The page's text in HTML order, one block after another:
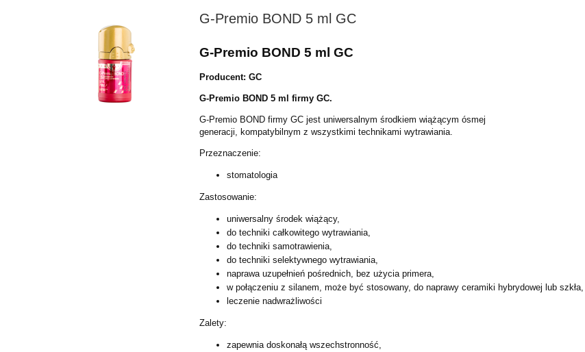
G-Premio BOND 5 ml GC
G-Premio BOND 5 ml GC
Producent: GC
G-Premio BOND 5 ml firmy GC.
G-Premio BOND firmy GC jest uniwersalnym środkiem wiążącym ósmej
generacji,
kompatybilnym z wszystkimi technikami wytrawiania.
Przeznaczenie:
stomatologia
Zastosowanie:
uniwersalny środek wiążący,
do techniki całkowitego wytrawiania,
do techniki samotrawienia,
do techniki selektywnego wytrawiania,
naprawa uzupełnień pośrednich, bez użycia primera,
w połączeniu z silanem, może być stosowany, do naprawy ceramiki hybrydowej lubszkła,
leczenie nadwrażliwości
Zalety:
zapewnia doskonałą wszechstronność,